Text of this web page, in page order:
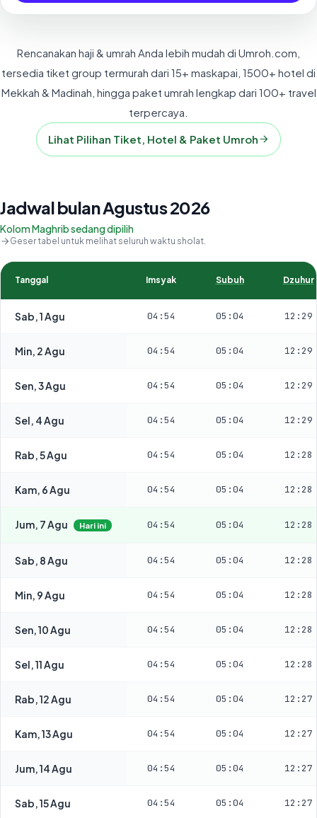
Rencanakan haji & umrah Anda lebih mudah di Umroh.com,
tersedia tiket group termurah dari 15+ maskapai, 1500+ hotel di
Mekkah & Madinah, hingga paket umrah lengkap dari 100+ travel
terpercaya.
Lihat Pilihan Tiket, Hotel & Paket Umroh
Jadwal bulan Agustus 2026
Kolom Maghrib sedang dipilih
Geser tabel untuk melihat seluruh waktu sholat.
Tanggal Imsyak Subuh Dzuhur
Sab, 1 Agu 04:54 05:04 12:29
Min, 2 Agu 04:54 05:04 12:29
Sen, 3 Agu 04:54 05:04 12:29
Sel, 4 Agu 04:54 05:04 12:29
Rab, 5 Agu 04:54 05:04 12:28
Kam, 6 Agu 04:54 05:04 12:28
Jum, 7 Agu Hari ini 04:54 05:04 12:28
Sab, 8 Agu 04:54 05:04 12:28
Min, 9 Agu 04:54 05:04 12:28
Sen, 10 Agu 04:54 05:04 12:28
Sel, 11 Agu 04:54 05:04 12:28
Rab, 12 Agu 04:54 05:04 12:27
Kam, 13 Agu 04:54 05:04 12:27
Jum, 14 Agu 04:54 05:04 12:27
Sab, 15 Agu 04:54 05:04 12:27